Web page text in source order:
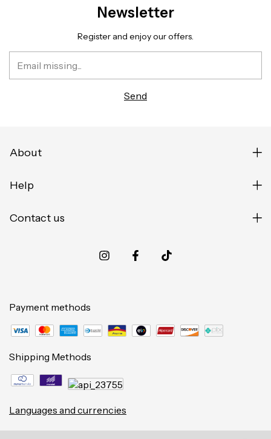
Newsletter
Register and enjoy our offers.
About
Help
Contact us
Payment methods
Shipping Methods
Languages and currencies